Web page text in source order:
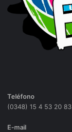
Teléfono
(0348) 15 4 53 20 83
E-mail